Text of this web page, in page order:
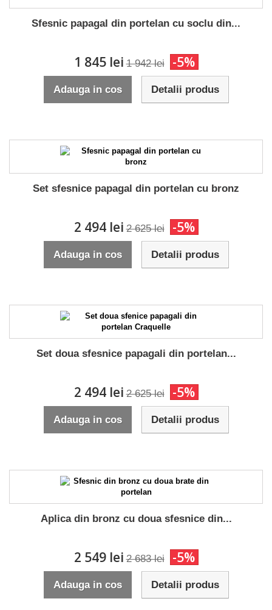
Sfesnic papagal din portelan cu soclu din...
1 845 lei 1 942 lei -5%
Adauga in cos Detalii produs
Set sfesnice papagal din portelan cu bronz
2 494 lei 2 625 lei -5%
Adauga in cos Detalii produs
Set doua sfesnice papagali din portelan...
2 494 lei 2 625 lei -5%
Adauga in cos Detalii produs
Aplica din bronz cu doua sfesnice din...
2 549 lei 2 683 lei -5%
Adauga in cos Detalii produs